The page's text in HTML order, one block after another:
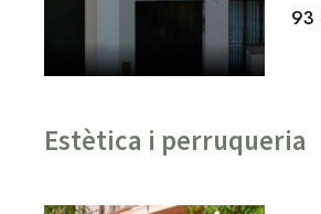
93
Estètica i perruqueria